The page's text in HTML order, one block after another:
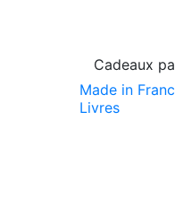
Cadeaux
Made in
Livres